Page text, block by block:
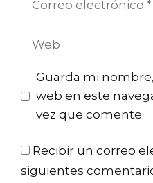
Guarda mi
web en este
vez que comente.
Recibir un correo
siguientes